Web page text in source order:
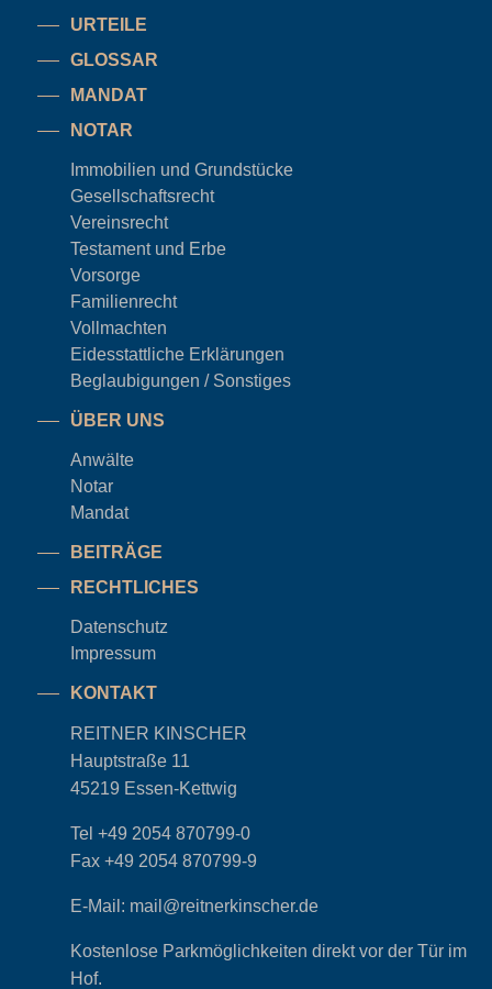
URTEILE
GLOSSAR
MANDAT
NOTAR
Immobilien und Grundstücke
Gesellschaftsrecht
Vereinsrecht
Testament und Erbe
Vorsorge
Familienrecht
Vollmachten
Eidesstattliche Erklärungen
Beglaubigungen / Sonstiges
ÜBER UNS
Anwälte
Notar
Mandat
BEITRÄGE
RECHTLICHES
Datenschutz
Impressum
KONTAKT
REITNER KINSCHER
Hauptstraße 11
45219 Essen-Kettwig
Tel +49 2054 870799-0
Fax +49 2054 870799-9
E-Mail: mail@reitnerkinscher.de
Kostenlose Parkmöglichkeiten direkt vor der Tür im
Hof.